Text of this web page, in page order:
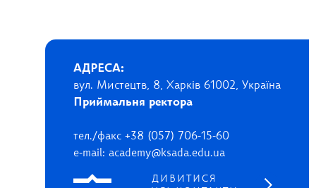
АДРЕСА:
вул. Мистецтв, 8, Харків 61002, Україна
Приймальня ректора
тел./факс +38 (057) 706-15-60
e-mail: academy@ksada.edu.ua
ДИВИТИСЯ